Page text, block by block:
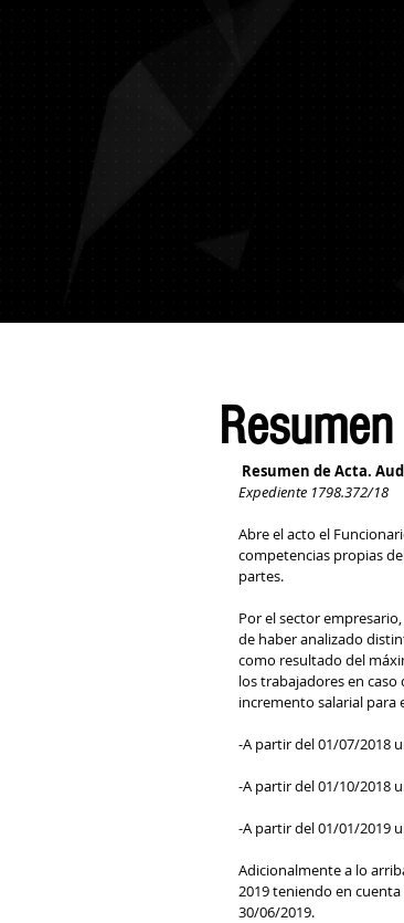
Resumen de Acta.
Expediente 1798.372/18
Abre el acto el
competencias propias
partes.
Por el sector
de haber analizado
como resultado del
los trabajadores en
incremento salarial para
-A partir del 01/07/2018
-A partir del 01/10/2018
-A partir del 01/01/2019
Adicionalmente a lo
2019 teniendo en
30/06/2019.